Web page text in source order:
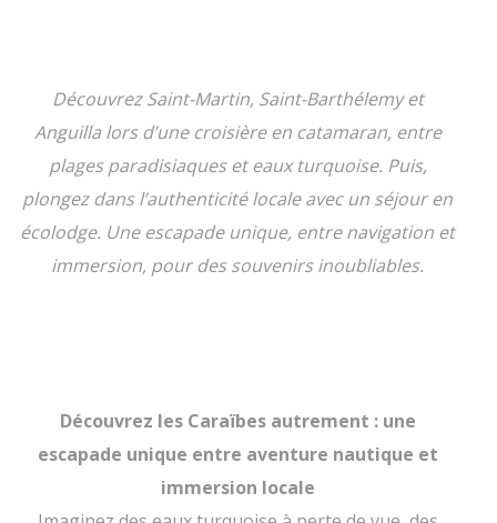
Découvrez Saint-Martin, Saint-Barthélemy et
Anguilla lors d’une croisière en catamaran, entre
plages paradisiaques et eaux turquoise. Puis,
plongez dans l’authenticité locale avec un séjour en
écolodge. Une escapade unique, entre navigation et
immersion, pour des souvenirs inoubliables.
Découvrez les Caraïbes autrement : une
escapade unique entre aventure nautique et
immersion locale